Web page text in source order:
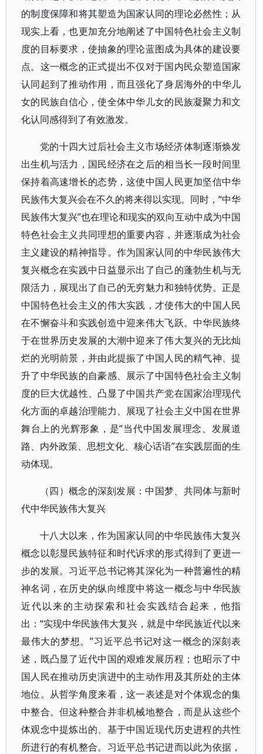
的制度保障和将其塑造为国家认同的理论必然性；从
现实上看，也更加充分地阐述了中国特色社会主义制
度的目标要求，使抽象的理论蓝图成为具体的建设要
点。这一概念的正式提出不仅对于国内民众塑造国家
认同起到了推动作用，而且强化了身居海外的中华儿
女的民族自信心，使全体中华儿女的民族凝聚力和文
化认同感得到了有效激发。
党的十四大过后社会主义市场经济体制逐渐焕发
出生机与活力，国民经济在之后的相当长一段时间里
保持着高速增长的态势，这使中国人民更加坚信中华
民族伟大复兴会在不久的将来得以实现。同时，“中华
民族伟大复兴”也在理论和现实的双向互动中成为中国
特色社会主义共同理想的重要内容，并逐渐成为社会
主义建设的精神指导。作为国家认同的中华民族伟大
复兴概念在实践中日益显示出了自己的蓬勃生机与无
限活力，展现出了自己的无穷魅力和独特优势。正是
中国特色社会主义的伟大实践，才使伟大的中国人民
在不懈奋斗和实践创造中迎来伟大飞跃。中华民族终
于在世界历史发展的大潮中迎来了伟大复兴的无比灿
烂的光明前景，并由此提振了中国人民的精气神、提
升了中华民族的自豪感、展示了中国特色社会主义制
度的巨大优越性、凸显了中国共产党在国家治理现代
化方面的卓越治理能力、展现了社会主义中国在世界
舞台上的光辉形象，是“当代中国发展理念、发展道
路、内外政策、思想文化、核心话语”在实践层面的生
动体现。
（四）概念的深刻发展：中国梦、共同体与新时
代中华民族伟大复兴
十八大以来，作为国家认同的中华民族伟大复兴
概念以彰显民族特征和时代诉求的形式得到了更进一
步的发展。习近平总书记将其深化为一种普遍性的精
神名词，在历史的纵向维度中将这一概念与中华民族
近代以来的主动探索和社会实践结合起来，他指
出：“实现中华民族伟大复兴，就是中华民族近代以来
最伟大的梦想。”习近平总书记对这一概念的深刻表
述，既凸显了近代中国的艰难发展历程；也昭示了中
国人民在推动历史演进中的主动作用及其所处的主体
地位。从哲学角度来看，这一表述是对个体观念的集
中整合。但这种整合并非机械地整合，而是从这些个
体观念中提炼出的、基于中国近现代历史进程的共性
所进行的有机整合。习近平总书记进而以此为依据，